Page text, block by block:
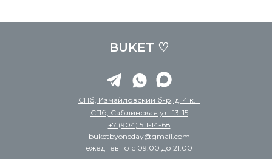
BUKET ♡
+7 (904) 511-14-68
buketbyoneday@gmail.com
ежедневно с 09:00 до 21:00
СПб, Измайловский б-р, д. 4 к. 1
СПб, Саблинская ул. 13-15